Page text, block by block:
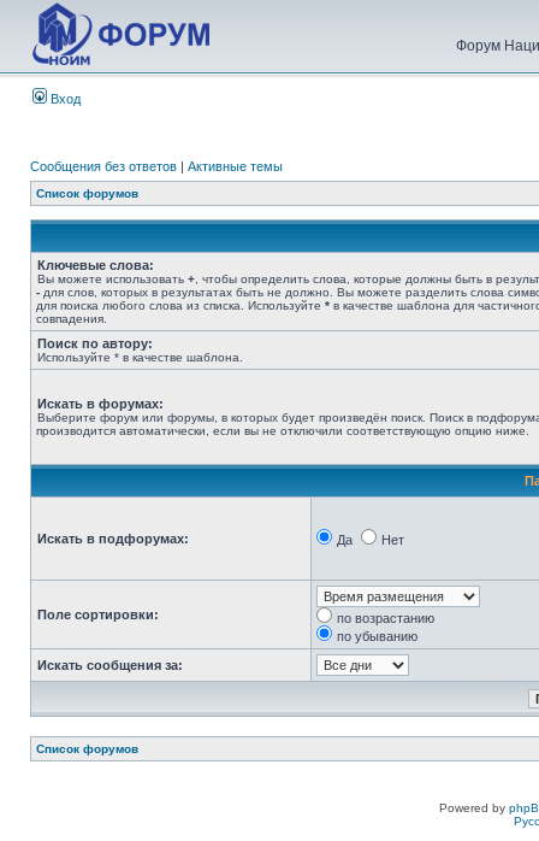
Форум
Вход
Сообщения без ответов | Активные темы
Список форумов
Ключевые слова:
Вы можете использовать + , чтобы определить слова, которые должны быть в
- для слов, которых в результатах быть не должно. Вы можете разделить слова
для поиска любого слова из списка. Используйте * в качестве шаблона для
совпадения.
Поиск по автору:
Используйте * в качестве шаблона.
Искать в форумах:
Выберите форум или форумы, в которых будет произведён поиск. Поиск в
производится автоматически, если вы не отключили соответствующую опцию ниже.
Искать в подфорумах: Да Нет
Поле сортировки:
по возрастанию
по убыванию
Искать сообщения за:
Список форумов
Powered by